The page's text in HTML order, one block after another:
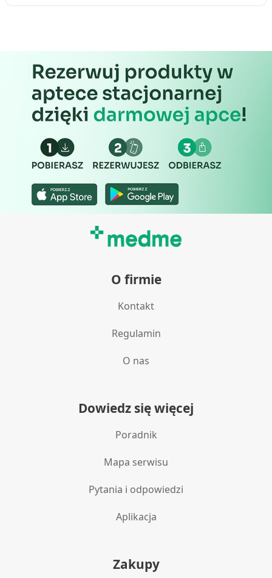
O firmie
Kontakt
Regulamin
O nas
Dowiedz się więcej
Poradnik
Mapa serwisu
Pytania i odpowiedzi
Aplikacja
Zakupy